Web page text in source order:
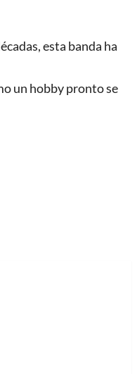
esta banda ha
un hobby pronto se